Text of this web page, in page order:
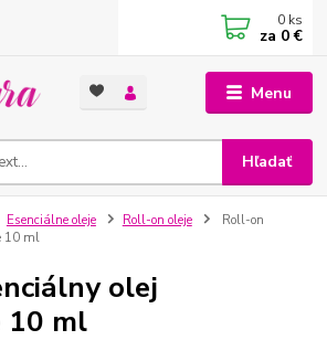
Menu
Hľadať
0 ks
za 0 €
Esenciálne oleje Roll-on oleje
Roll-on
10 ml
olej
10 ml